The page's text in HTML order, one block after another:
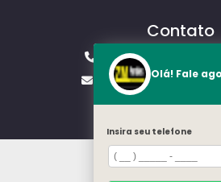
Contato
(11) 2143-4826
HOME
Olá! Fale
Insira seu telefone